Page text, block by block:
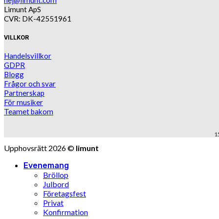
Limunt ApS
CVR: DK-42551961
VILLKOR
Handelsvillkor
GDPR
Blogg
Frågor och svar
Partnerskap
För musiker
Teamet bakom
Upphovsrätt 2026 © limunt
Evenemang
Bröllop
Julbord
Företagsfest
Privat
Konfirmation